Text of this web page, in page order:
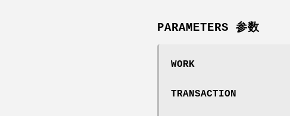
PARAMETERS 参数
WORK
TRANSACTION